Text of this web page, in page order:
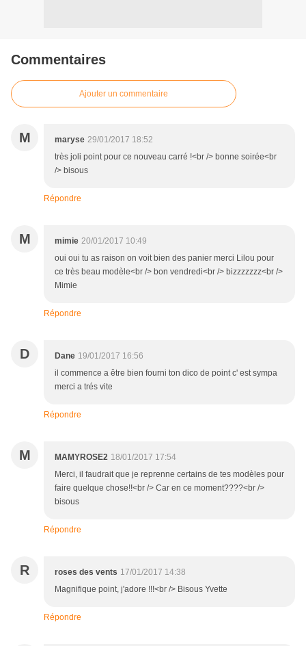
Commentaires
Ajouter un commentaire
M maryse 29/01/2017 18:52
très joli point pour ce nouveau carré !<br /> bonne soirée<br
/> bisous
Répondre
M mimie 20/01/2017 10:49
oui oui tu as raison on voit bien des panier merci Lilou pour
ce très beau modèle<br /> bon vendredi<br /> bizzzzzzz<br />
Mimie
Répondre
D Dane 19/01/2017 16:56
il commence a être bien fourni ton dico de point c' est sympa
merci a trés vite
Répondre
M MAMYROSE2 18/01/2017 17:54
Merci, il faudrait que je reprenne certains de tes modèles pour
faire quelque chose!!<br /> Car en ce moment????<br />
bisous
Répondre
R roses des vents 17/01/2017 14:38
Magnifique point, j'adore !!!<br /> Bisous Yvette
Répondre